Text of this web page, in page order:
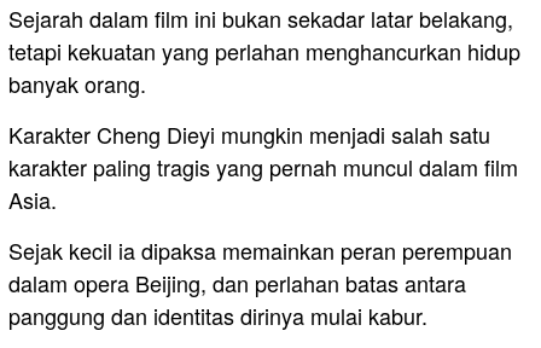
Sejarah dalam film ini bukan sekadar latar belakang,
tetapi kekuatan yang perlahan menghancurkan hidup
banyak orang.
Karakter Cheng Dieyi mungkin menjadi salah satu
karakter paling tragis yang pernah muncul dalam film
Asia.
Sejak kecil ia dipaksa memainkan peran perempuan
dalam opera Beijing, dan perlahan batas antara
panggung dan identitas dirinya mulai kabur.